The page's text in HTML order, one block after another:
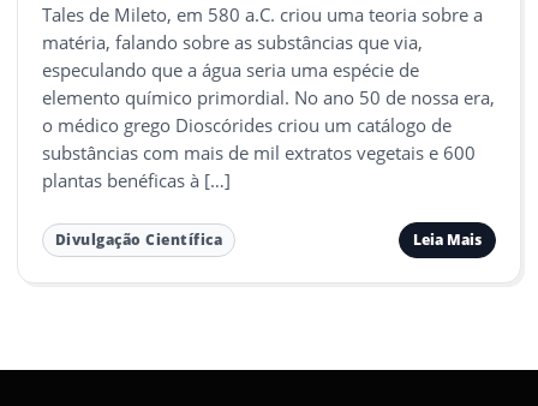
Tales de Mileto, em 580 a.C. criou uma teoria sobre a
matéria, falando sobre as substâncias que via,
especulando que a água seria uma espécie de
elemento químico primordial. No ano 50 de nossa era,
o médico grego Dioscórides criou um catálogo de
substâncias com mais de mil extratos vegetais e 600
plantas benéficas à […]
Divulgação Científica Leia Mais